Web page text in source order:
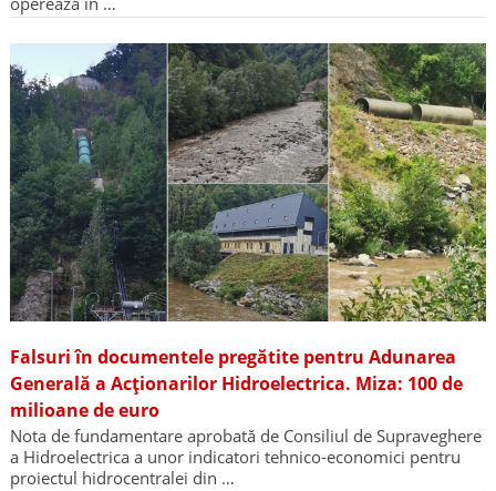
Falsuri în documentele pregătite pentru Adunarea
Generală a Acționarilor Hidroelectrica. Miza: 100 de
milioane de euro
Nota de fundamentare aprobată de Consiliul de Supraveghere
a Hidroelectrica a unor indicatori tehnico-economici pentru
proiectul hidrocentralei din …